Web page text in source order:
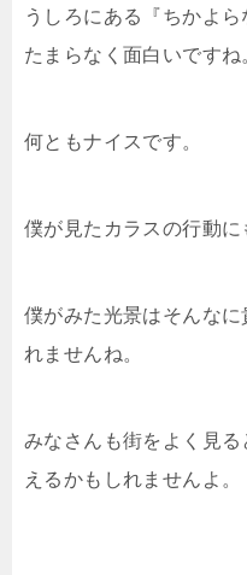
うしろにある『ちかよ
たまらなく面白いですね
何ともナイスです。
僕が見たカラスの行動に
僕がみた光景はそんな
れませんね。
みなさんも街をよく見
えるかもしれませんよ。